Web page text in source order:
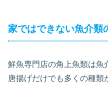
家ではできない魚介類
鮮魚専門店の角上魚類は魚
唐揚げだけでも多くの種類